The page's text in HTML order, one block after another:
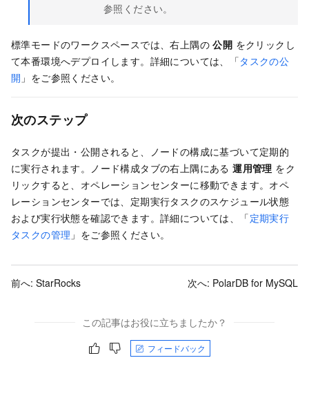
参照ください。
標準モードのワークスペースでは、右上隅の公開 をクリックし
て本番環境へデプロイします。詳細については、「タスクの公
開 」をご参照ください。
次のステップ
タスクが提出・公開されると、ノードの構成に基づいて定期的
に実行されます。ノード構成タブの右上隅にある運用管理 をク
リックすると、オペレーションセンターに移動できます。オペ
レーションセンターでは、定期実行タスクのスケジュール状態
および実行状態を確認できます。詳細については、「定期実行
タスクの管理 」をご参照ください。
前へ: StarRocks 次へ: PolarDB for MySQL
この記事はお役に立ちましたか？
フィードバック